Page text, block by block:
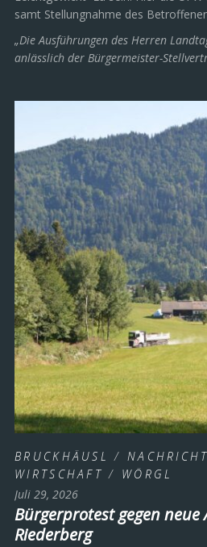
samt Stellungnahme des
„Die Ausführungen des Herren
anlässlich der Bürgermeister-
BRUCKHÄUSL /
WIRTSCHAFT / WÖRGL
Juli 29, 2026
Bürgerprotest gegen
Riederberg